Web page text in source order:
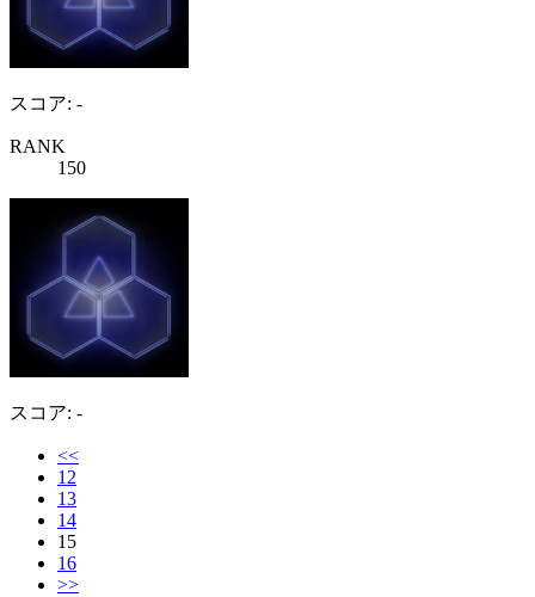
スコア: -
RANK
150
スコア: -
<<
12
13
14
15
16
>>